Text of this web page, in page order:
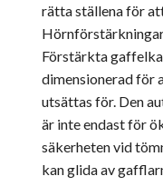
rätta ställena för
Förstärkta
dimensionerad för
utsättas för. Den
är inte endast för
säkerheten vid
kan glida av